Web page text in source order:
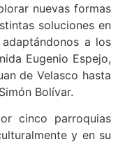
nuevas formas
soluciones en
a los
Eugenio Espejo,
de Velasco hasta
Bolívar.
cinco parroquias
y en su